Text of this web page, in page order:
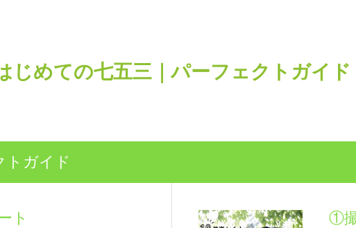
じめての七五三｜パーフェクトガイド
トガイド
ト ①